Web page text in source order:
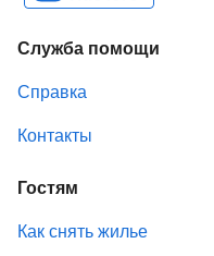
Служба помощи
Справка
Контакты
Гостям
Как снять жилье